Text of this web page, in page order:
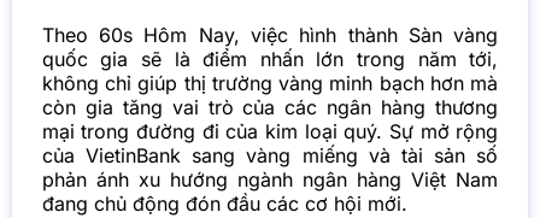
Theo 60s Hôm Nay, việc hình thành Sàn vàng
quốc gia sẽ là điểm nhấn lớn trong năm tới,
không chỉ giúp thị trường vàng minh bạch hơn mà
còn gia tăng vai trò của các ngân hàng thương
mại trong đường đi của kim loại quý. Sự mở rộng
của VietinBank sang vàng miếng và tài sản số
phản ánh xu hướng ngành ngân hàng Việt Nam
đang chủ động đón đầu các cơ hội mới.